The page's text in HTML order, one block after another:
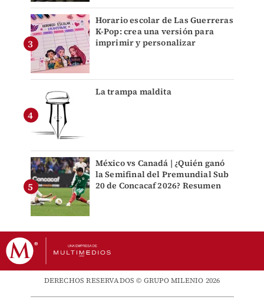
Horario escolar de Las Guerreras
K-Pop: crea una versión para
imprimir y personalizar
La trampa maldita
México vs Canadá | ¿Quién ganó
la Semifinal del Premundial Sub
20 de Concacaf 2026? Resumen
DERECHOS RESERVADOS © GRUPO MILENIO 2026